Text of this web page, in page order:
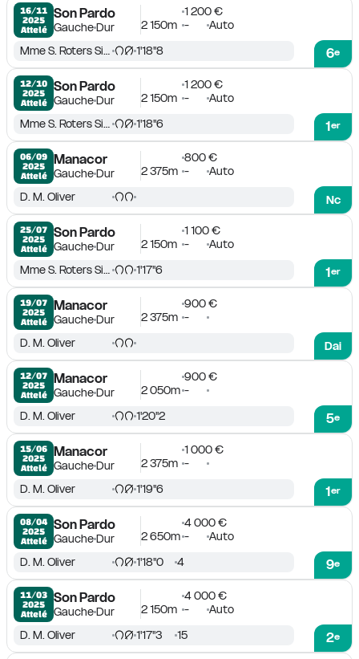
16/11
2025
Attelé
Son Pardo
GaucheDur
1 200 €
2 150m - Auto
6e
Mme S. Roters Sintes 1'18''8
12/10
2025
Attelé
Son Pardo
GaucheDur
1 200 €
2 150m - Auto
1er
Mme S. Roters Sintes 1'18''6
06/09
2025
Attelé
Manacor
GaucheDur
800 €
2 375m -
Auto
Nc
D. M. Oliver
25/07
2025
Attelé
Son Pardo
GaucheDur
1 100 €
2 150m - Auto
1er
Mme S. Roters Sintes 1'17''6
19/07
2025
Attelé
Manacor
GaucheDur
900 €
2 375m -
Dai
D. M. Oliver
12/07
2025
Attelé
Manacor
GaucheDur
900 €
2 050m -
5e
D. M. Oliver 1'20''2
15/06
2025
Attelé
Manacor
GaucheDur
1 000 €
2 375m -
1er
D. M. Oliver 1'19''6
08/04
2025
Attelé
Son Pardo
GaucheDur
4 000 €
2 650m - Auto
9e
D. M. Oliver 1'18''0 4
11/03
2025
Attelé
Son Pardo
GaucheDur
4 000 €
2 150m - Auto
2e
D. M. Oliver 1'17''3 15